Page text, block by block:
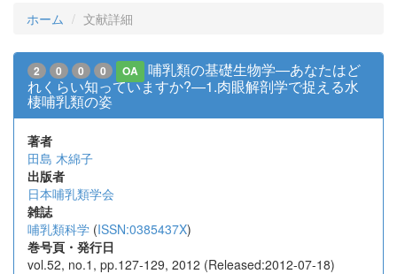
ホーム 文献詳細
2 0 0 0 OA
哺乳類の基礎生物学―あなたはど
れくらい知っていますか?―1.肉眼解剖学で捉える水
棲哺乳類の姿
著者
田島 木綿子
出版者
日本哺乳類学会
雑誌
哺乳類科学 (ISSN:0385437X)
巻号頁・発行日
vol.52, no.1, pp.127-129, 2012 (Released:2012-07-18)